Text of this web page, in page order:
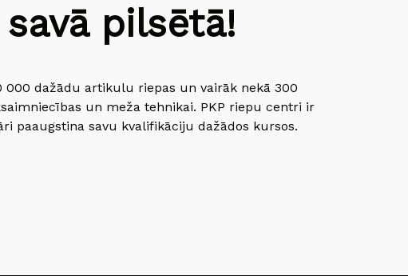
pilsētā!
000 dažādu artikulu riepas un vairāk nekā 300
un meža tehnikai. PKP riepu centri ir
paaugstina savu kvalifikāciju dažādos kursos.